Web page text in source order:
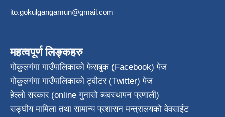
ito.gokulgangamun@gmail.com
महत्वपूर्ण लिङ्कहरु
गोकुलगंगा गाउँपालिकाको फेसबुक (Facebook) पेज
गोकुलगंगा गाउँपालिकाको ट्वीटर (Twitter) पेज
हेल्लो सरकार (online गुनासो ब्यवस्थापन प्रणाली)
सङ्घीय मामिला तथा सामान्य प्रशासन मन्त्रालयको वेवसाईट